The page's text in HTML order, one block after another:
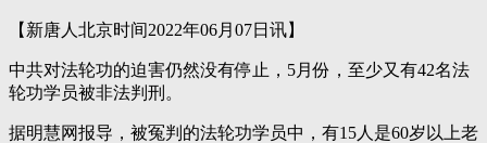
【新唐人北京时间2022年06月07日讯】
中共对法轮功的迫害仍然没有停止，5月份，至少又有42名法
轮功学员被非法判刑。
据明慧网报导，被冤判的法轮功学员中，有15人是60岁以上老